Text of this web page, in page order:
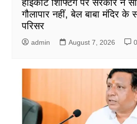
हाईकोर्ट शिफ्टिंग पर सरकार ने
गौलापार नहीं, बेल बाबा मंदिर के
परिसर
admin August 7, 2026 0